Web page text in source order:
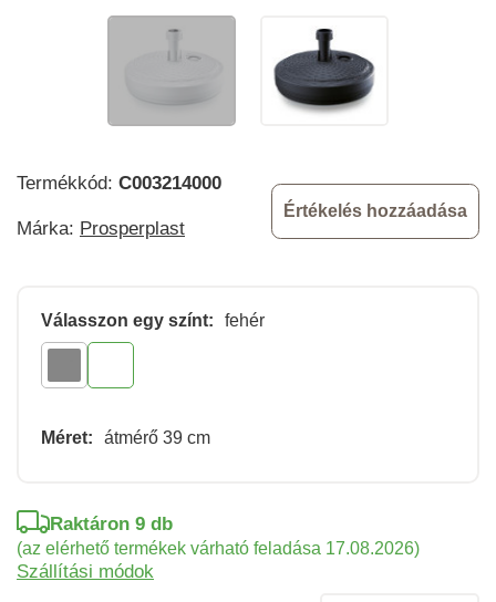
Termékkód: C003214000
Márka: Prosperplast
Értékelés hozzáadása
Válasszon egy színt: fehér
Méret: átmérő 39 cm
Raktáron 9 db
(az elérhető termékek várható feladása 17.08.2026)
Szállítási módok